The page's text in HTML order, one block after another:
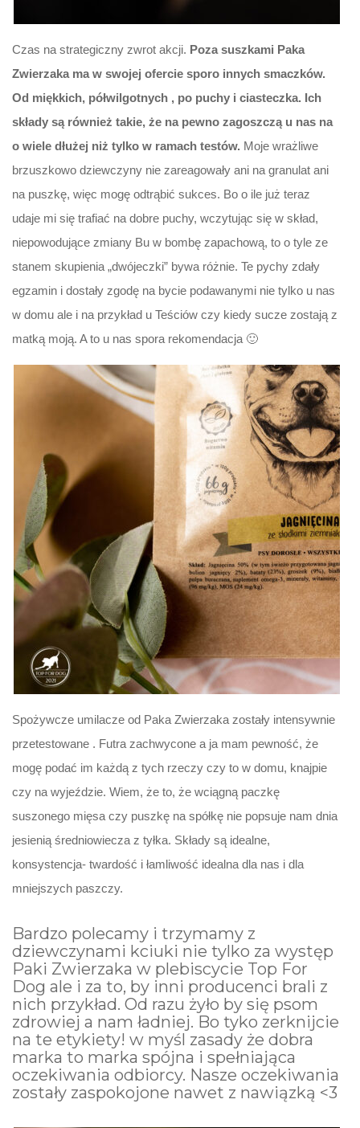
Czas na strategiczny zwrot akcji. Poza suszkami Paka
Zwierzaka ma w swojej ofercie sporo innych smaczków.
Od miękkich, półwilgotnych , po puchy i ciasteczka. Ich
składy są również takie, że na pewno zagoszczą u nas na
o wiele dłużej niż tylko w ramach testów. Moje wrażliwe
brzuszkowo dziewczyny nie zareagowały ani na granulat ani
na puszkę, więc mogę odtrąbić sukces. Bo o ile już teraz
udaje mi się trafiać na dobre puchy, wczytując się w skład,
niepowodujące zmiany Bu w bombę zapachową, to o tyle ze
stanem skupienia „dwójeczki” bywa różnie. Te pychy zdały
egzamin i dostały zgodę na bycie podawanymi nie tylko u nas
w domu ale i na przykład u Teściów czy kiedy sucze zostają z
matką moją. A to u nas spora rekomendacja 🙂
Spożywcze umilacze od Paka Zwierzaka zostały intensywnie
przetestowane . Futra zachwycone a ja mam pewność, że
mogę podać im każdą z tych rzeczy czy to w domu, knajpie
czy na wyjeździe. Wiem, że to, że wciągną paczkę
suszonego mięsa czy puszkę na spółkę nie popsuje nam dnia
jesienią średniowiecza z tyłka. Składy są idealne,
konsystencja- twardość i łamliwość idealna dla nas i dla
mniejszych paszczy.
Bardzo polecamy i trzymamy z
dziewczynami kciuki nie tylko za występ
Paki Zwierzaka w plebiscycie Top For
Dog ale i za to, by inni producenci brali z
nich przykład. Od razu żyło by się psom
zdrowiej a nam ładniej. Bo tyko zerknijcie
na te etykiety! w myśl zasady że dobra
marka to marka spójna i spełniająca
oczekiwania odbiorcy. Nasze oczekiwania
zostały zaspokojone nawet z nawiązką <3